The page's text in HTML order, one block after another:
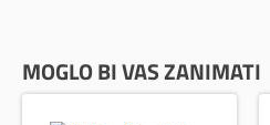
MOGLO BI VAS ZANIMATI